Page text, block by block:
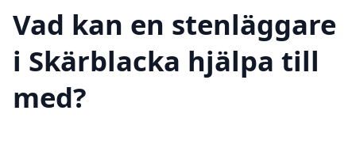
Vad kan en stenläggare
i Skärblacka hjälpa till
med?